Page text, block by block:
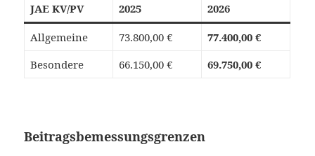
JAE KV/PV 2025 2026
Allgemeine 73.800,00 €
77.400,00 €
Besondere
66.150,00 € 69.750,00 €
Beitragsbemessungsgrenzen